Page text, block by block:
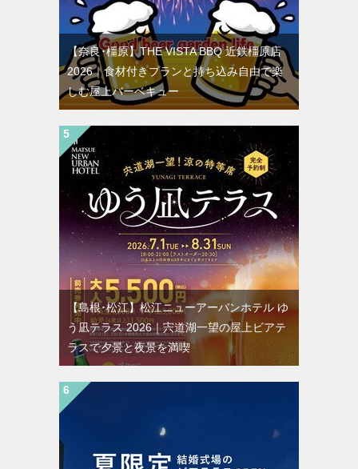
【奈良･橿原】THE VISTA BBQ 近鉄橿原店
2026｜食材付きプランと持ち込み自由で楽
しむ屋上バーベキュー
【島根･松江】松江ニューアーバンホテル ゆ
う凪テラス 2026｜宍道湖一望の屋上ビアテ
ラスで夕景と夜景を満喫